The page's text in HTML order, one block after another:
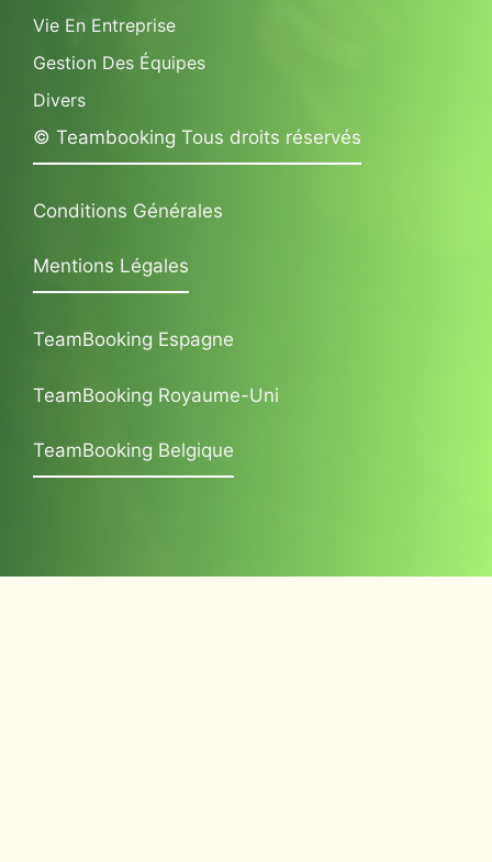
Vie En Entreprise
Gestion Des Équipes
Divers
© Teambooking Tous droits réservés
Conditions Générales
Mentions Légales
TeamBooking Espagne
TeamBooking Royaume-Uni
TeamBooking Belgique